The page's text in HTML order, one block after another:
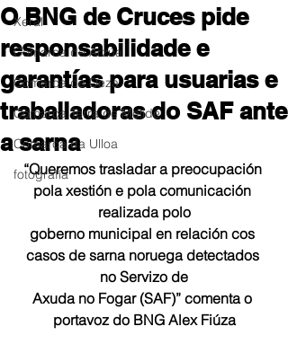
Xeral
Comarca de Arzúa
Comarca de Deza
Comarca Terra de Melide
Comarca da Ulloa
fotografía
O BNG de Cruces pide
responsabilidade e
garantías para usuarias e
traballadoras do SAF ante
a sarna
“Queremos trasladar a preocupación
pola xestión e pola comunicación
realizada polo
goberno municipal en relación cos
casos de sarna noruega detectados
no Servizo de
Axuda no Fogar (SAF)” comenta o
portavoz do BNG Alex Fiúza